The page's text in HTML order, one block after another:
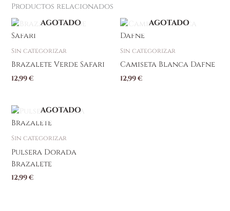
Productos relacionados
AGOTADO
Sin categorizar
Brazalete Verde Safari
12,99€
AGOTADO
Sin categorizar
Camiseta Blanca Dafne
12,99€
AGOTADO
Sin categorizar
Pulsera Dorada
Brazalete
12,99€